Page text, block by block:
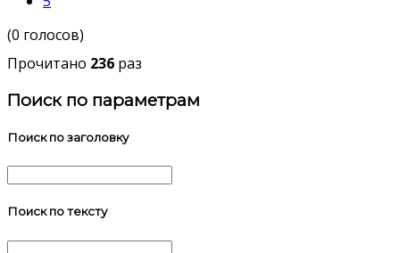
(0 голосов)
Прочитано 236 раз
Поиск по параметрам
Поиск по заголовку
Поиск по тексту